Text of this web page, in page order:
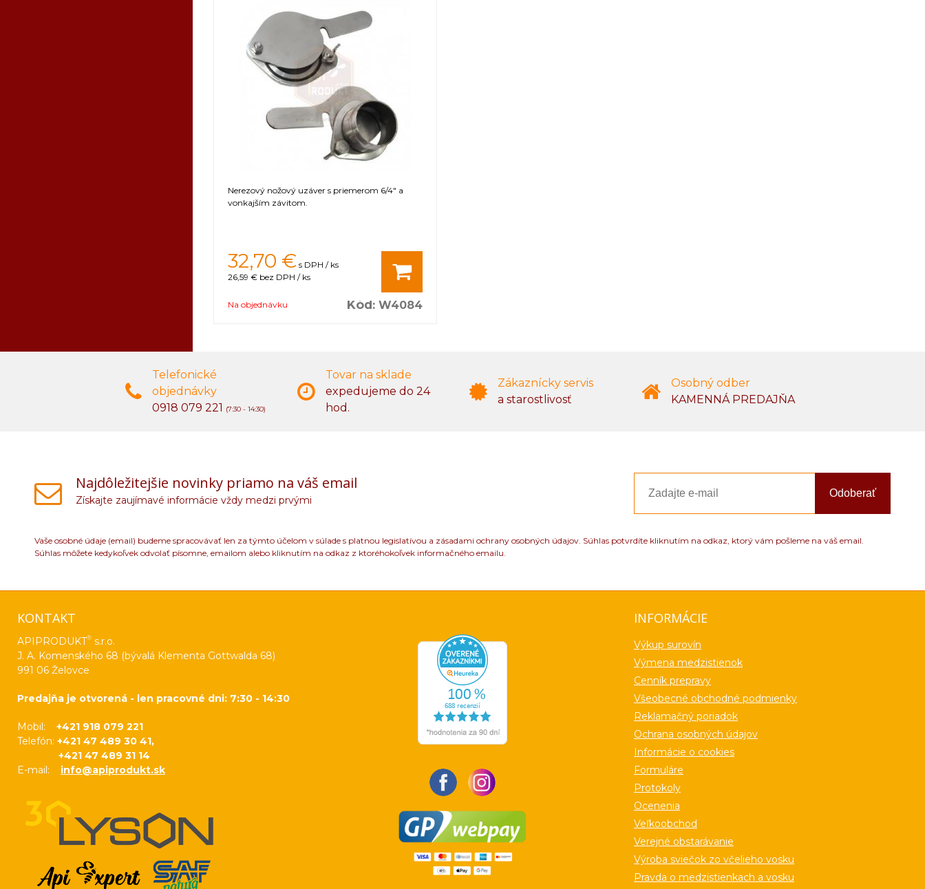
Nerezový nožový uzáver s priemerom 6/4" a
vonkajším závitom.
32,70 € s DPH / ks
26,59 € bez DPH / ks
Na objednávku Kód: W4084
Telefonické
objednávky
0918 079 221 (7:30 - 14:30)
Tovar na sklade
expedujeme do 24
hod.
Zákaznícky servis
a starostlivosť
Osobný odber
KAMENNÁ PREDAJŇA
Najdôležitejšie novinky priamo na váš email
Získajte zaujímavé informácie vždy medzi prvými
Odoberať
Vaše osobné údaje (email) budeme spracovávať len za týmto účelom v súlade s platnou legislatívou a zásadami ochrany osobných údajov. Súhlas potvrdíte kliknutím na odkaz, ktorý vám pošleme na váš email.
Súhlas môžete kedykoľvek odvolať písomne, emailom alebo kliknutím na odkaz z ktoréhokoľvek informačného emailu.
KONTAKT
APIPRODUKT® s.r.o.
J. A. Komenského 68 (bývalá Klementa Gottwalda 68)
991 06 Želovce
Predajňa je otvorená - len pracovné dni: 7:30 - 14:30
Mobil: +421 918 079 221
Telefón: +421 47 489 30 41,
+421 47 489 31 14
E-mail: info@apiprodukt.sk
INFORMÁCIE
Výkup surovín
Výmena medzistienok
Cenník prepravy
Všeobecné obchodné podmienky
Reklamačný poriadok
Ochrana osobných údajov
Informácie o cookies
Formuláre
Protokoly
Ocenenia
Veľkoobchod
Verejné obstarávanie
Výroba sviečok zo včelieho vosku
Pravda o medzistienkach a vosku